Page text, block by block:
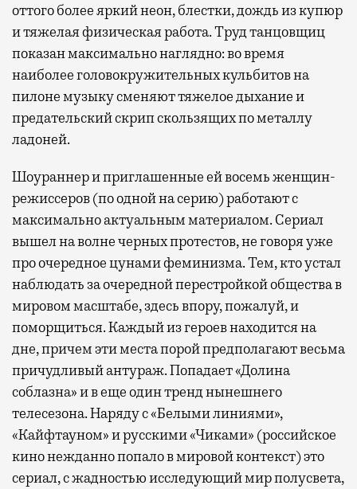
оттого более яркий неон, блестки, дождь из купюр
и тяжелая физическая работа. Труд танцовщиц
показан максимально наглядно: во время
наиболее головокружительных кульбитов на
пилоне музыку сменяют тяжелое дыхание и
предательский скрип скользящих по металлу
ладоней.
Шоураннер и приглашенные ей восемь женщин-
режиссеров (по одной на серию) работают с
максимально актуальным материалом. Сериал
вышел на волне черных протестов, не говоря уже
про очередное цунами феминизма. Тем, кто устал
наблюдать за очередной перестройкой общества в
мировом масштабе, здесь впору, пожалуй, и
поморщиться. Каждый из героев находится на
дне, причем эти места порой предполагают весьма
причудливый антураж. Попадает «Долина
соблазна» и в еще один тренд нынешнего
телесезона. Наряду с «Белыми линиями»,
«Кайфтауном» и русскими «Чиками» (российское
кино нежданно попало в мировой контекст) это
сериал, с жадностью исследующий мир полусвета,